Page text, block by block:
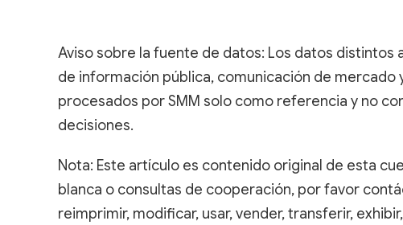
Aviso sobre la fuente de datos: Los datos
de información pública, comunicación de mercado
procesados por SMM solo como referencia y no
decisiones.
Nota: Este artículo es contenido original de esta
blanca o consultas de cooperación, por favor
reimprimir, modificar, usar, vender, transferir,